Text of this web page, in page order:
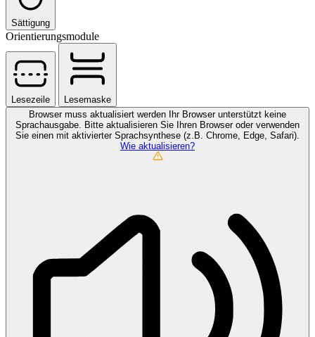
Sättigung
Orientierungsmodule
Lesezeile
Lesemaske
Browser muss aktualisiert werden Ihr Browser unterstützt keine
Sprachausgabe. Bitte aktualisieren Sie Ihren Browser oder verwenden
Sie einen mit aktivierter Sprachsynthese (z.B. Chrome, Edge, Safari).
Wie aktualisieren?